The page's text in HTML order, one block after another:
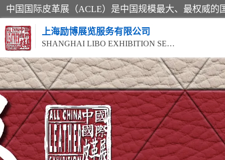
上海励博展览服务有限公司
SHANGHAI LIBO EXHIBITION SERVICE CO.,LTD
2026中国国际皮革展ACLE
2026上海合成革展会
2026中国国际皮革展ACLE